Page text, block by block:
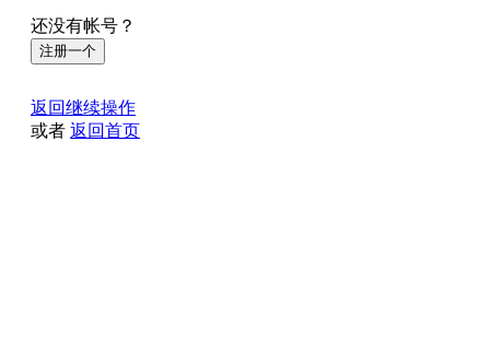
还没有帐号？
注册一个
返回继续操作
或者 返回首页